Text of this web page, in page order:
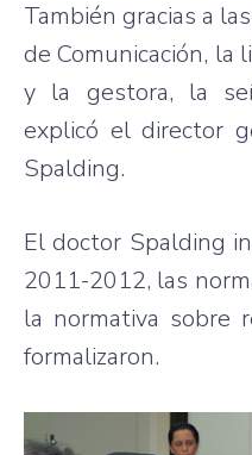
También gracias a
de Comunicación, la
y la gestora, la
explicó el director
Spalding.
El doctor Spalding
2011-2012, las
la normativa sobre
formalizaron.